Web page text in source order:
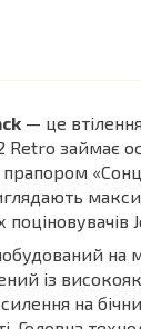
— це
займає
поціновувачів
на
із
на